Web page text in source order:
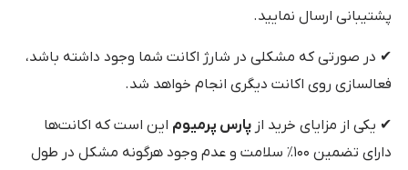
پشتیبانی ارسال نمایید.
✔ در صورتی که مشکلی در شارژ اکانت شما وجود داشته باشد،
فعالسازی روی اکانت دیگری انجام خواهد شد.
✔ یکی از مزایای خرید از پارس پرمیوم این است که اکانت‌ها
دارای تضمین ۱۰۰٪ سلامت و عدم وجود هرگونه مشکل در طول